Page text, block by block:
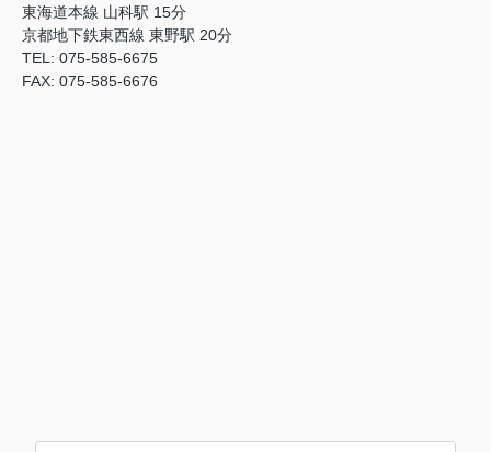
東海道本線 山科駅 15分
京都地下鉄東西線 東野駅 20分
TEL: 075-585-6675
FAX: 075-585-6676